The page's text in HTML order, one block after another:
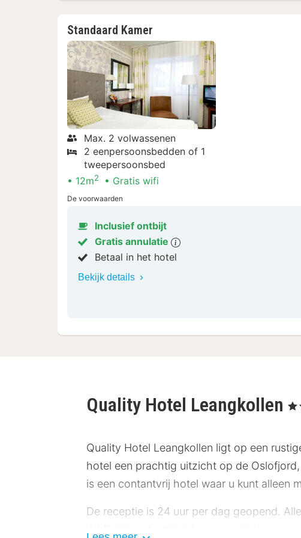
Standaard Kamer
Max. 2 volwassenen
2 eenpersoonsbedden of 1
tweepersoonsbed
12m2 Gratis wifi
De voorwaarden
Inclusief ontbijt
Gratis annulatie
Betaal in het hotel
Bekijk details
Quality Hotel Leangkollen , 4
Quality Hotel Leangkollen ligt op een
hotel een prachtig uitzicht op de
is een contantvrij hotel waar u kunt alleen
De receptie is 24 uur per dag geopend.